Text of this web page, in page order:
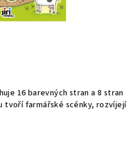
16 barevných stran a 8 stran
tvoří farmářské scénky, rozvíjejí